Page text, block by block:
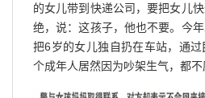
的女儿带到快递公司，要把女儿
绝，说：这孩子，他也不要。今
把6岁的女儿独自扔在车站，通
个成年人居然因为吵架生气，都不